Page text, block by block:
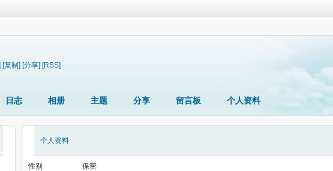
[复制] [分享] [RSS]
日志 相册 主题 分享 留言板 个人资料
个人资料
性别
保密